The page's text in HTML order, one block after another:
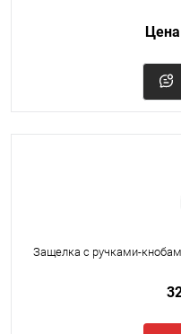
Защелка с ручками-